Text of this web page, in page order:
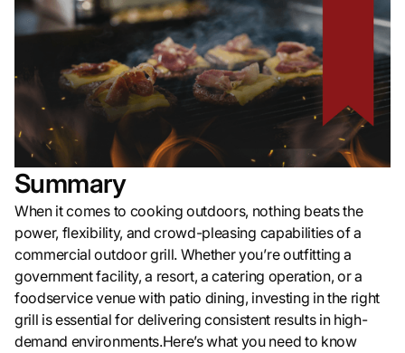
Summary
When it comes to cooking outdoors, nothing beats the
power, flexibility, and crowd-pleasing capabilities of a
commercial outdoor grill. Whether you’re outfitting a
government facility, a resort, a catering operation, or a
foodservice venue with patio dining, investing in the right
grill is essential for delivering consistent results in high-
demand environments.Here’s what you need to know